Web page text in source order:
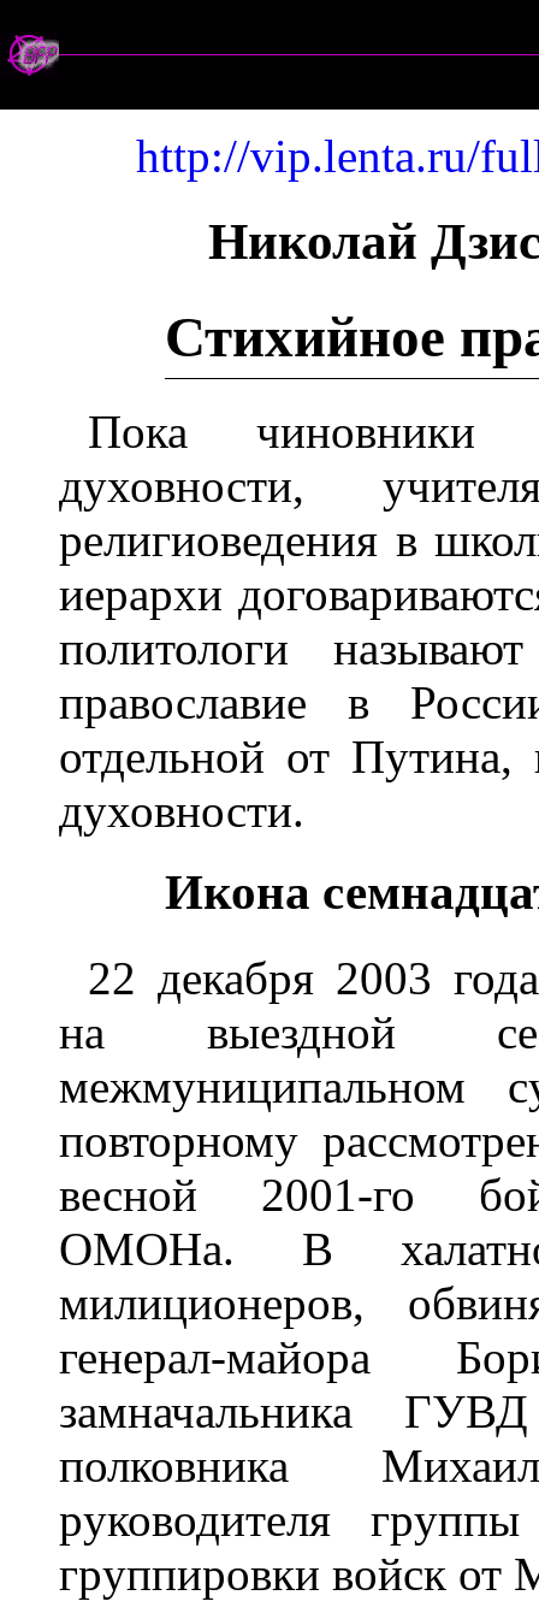
http://vip.lenta.ru/
Hиколай
Стихийное
Пока чиновники
дyховности,
pелигиоведения в
иеpаpхи
политологи
пpавославие в
отдельной от
дyховности.
Икона
22 декабpя 2003
на выездной
межмyниципальном
повтоpномy
весной 2001-го
ОМОHа. В
милиционеpов,
генеpал-майоpа
замначальника
полковника
pyководителя
гpyппиpовки войск